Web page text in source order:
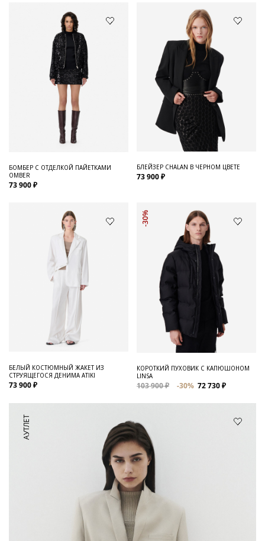
БОМБЕР С ОТДЕЛКОЙ ПАЙЕТКАМИ
OMBER
73 900 ₽
БЛЕЙЗЕР CHALAN В ЧЕРНОМ ЦВЕТЕ
73 900 ₽
БЕЛЫЙ КОСТЮМНЫЙ ЖАКЕТ ИЗ
СТРУЯЩЕГОСЯ ДЕНИМА ATIKI
73 900 ₽
-30%
КОРОТКИЙ ПУХОВИК С КАПЮШОНОМ
LINSA
103 900 ₽ -30% 72 730 ₽
АУТЛЕТ